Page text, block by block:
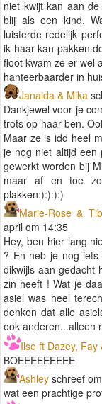
niet kwijt kan aan
blij als een kind.
luisterde redelijk
ik haar kan pakken
floot kwam ze er wel
hanteerbaarder in
Janaida & Mika
Dankjewel voor je
trots op haar ben.
Maar ze is idd heel
je nog niet altijd een
gewerkt worden bij
maar af en toe
plakken:):):):)
Marie-Rose &
april om 14:35
Hey, ben hier lang
? En heb je nog
dikwijls aan gedacht
zin heeft ! Wat je
asiel was heel
denken dat alle
ook anderen...alleen
Ilse ft Dazey, Fay
BOEEEEEEEEE
Ashley schreef
wat een prachtige